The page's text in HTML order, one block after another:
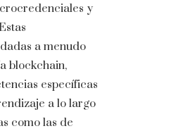
y
a menudo
blockchain,
específicas
a lo largo
como las de